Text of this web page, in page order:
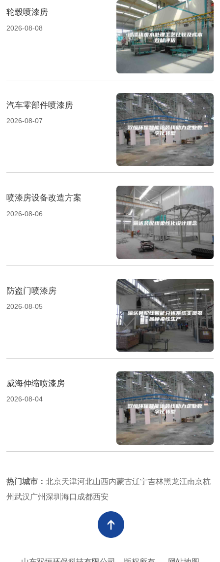
轮毂喷漆房
2026-08-08
汽车零部件喷漆房
2026-08-07
喷漆房设备改造方案
2026-08-06
防盗门喷漆房
2026-08-05
威海伸缩喷漆房
2026-08-04
热门城市：北京天津河北山西内蒙古辽宁吉林黑龙江南京杭
州武汉 广州深圳海口 成都西安